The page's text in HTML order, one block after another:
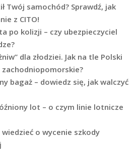
Twój samochód? Sprawdź, jak
z CITO!
po kolizji – czy ubezpieczyciel
dla złodziei. Jak na tle Polski
bagaż – dowiedz się, jak walczyć
lot – o czym linie lotnicze
o wycenie szkody